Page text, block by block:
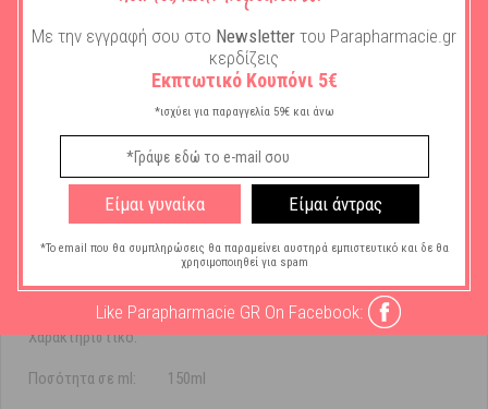
Χαρακτηριστικά
Panthenol Extra
Τύπος Καλλυντικού
Gels
Τύπος Μαλλιών: Όλους τους Τύπους
Άνδρες
Χαρακτηριστικό:
Χωρίς Parabens
Ποσότητα σε ml: 150ml
Με την εγγραφή σου στο Newsletter του Parapharmacie.gr
κερδίζεις
Εκπτωτικό Κουπόνι 5€
*ισχύει για παραγγελία 59€ και άνω
Είμαι γυναίκα Είμαι άντρας
*Το email που θα συμπληρώσεις θα παραμείνει αυστηρά εμπιστευτικό και δε θα
χρησιμοποιηθεί για spam
Like Parapharmacie GR On Facebook: